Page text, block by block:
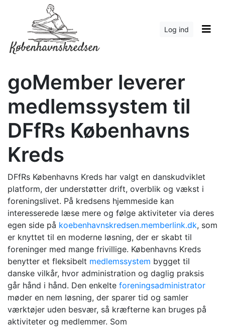
Log ind
goMember leverer
medlemssystem til
DFfRs Københavns
Kreds
DFfRs Københavns Kreds har valgt en danskudviklet
platform, der understøtter drift, overblik og vækst i
foreningslivet. På kredsens hjemmeside kan
interesserede læse mere og følge aktiviteter via deres
egen side på koebenhavnskredsen.memberlink.dk, som
er knyttet til en moderne løsning, der er skabt til
foreninger med mange frivillige. Københavns Kreds
benytter et fleksibelt medlemssystem bygget til
danske vilkår, hvor administration og daglig praksis
går hånd i hånd. Den enkelte foreningsadministrator
møder en nem løsning, der sparer tid og samler
værktøjer uden besvær, så kræfterne kan bruges på
aktiviteter og medlemmer. Som